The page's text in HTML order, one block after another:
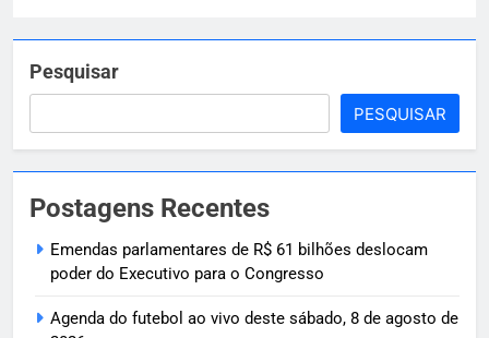
Pesquisar
PESQUISAR
Postagens Recentes
Emendas parlamentares de R$ 61 bilhões deslocam
poder do Executivo para o Congresso
Agenda do futebol ao vivo deste sábado, 8 de agosto de